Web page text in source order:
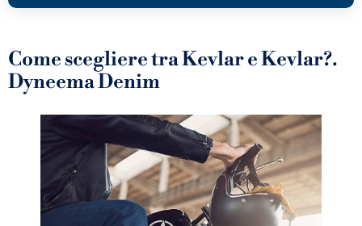
Come scegliere tra Kevlar e Kevlar?.
Dyneema Denim